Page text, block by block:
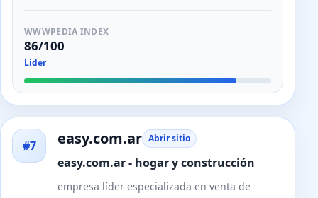
WWWPEDIA INDEX
86/100
Líder
#7 easy.com.ar Abrir sitio
easy.com.ar - hogar y construcción
empresa líder especializada en venta de